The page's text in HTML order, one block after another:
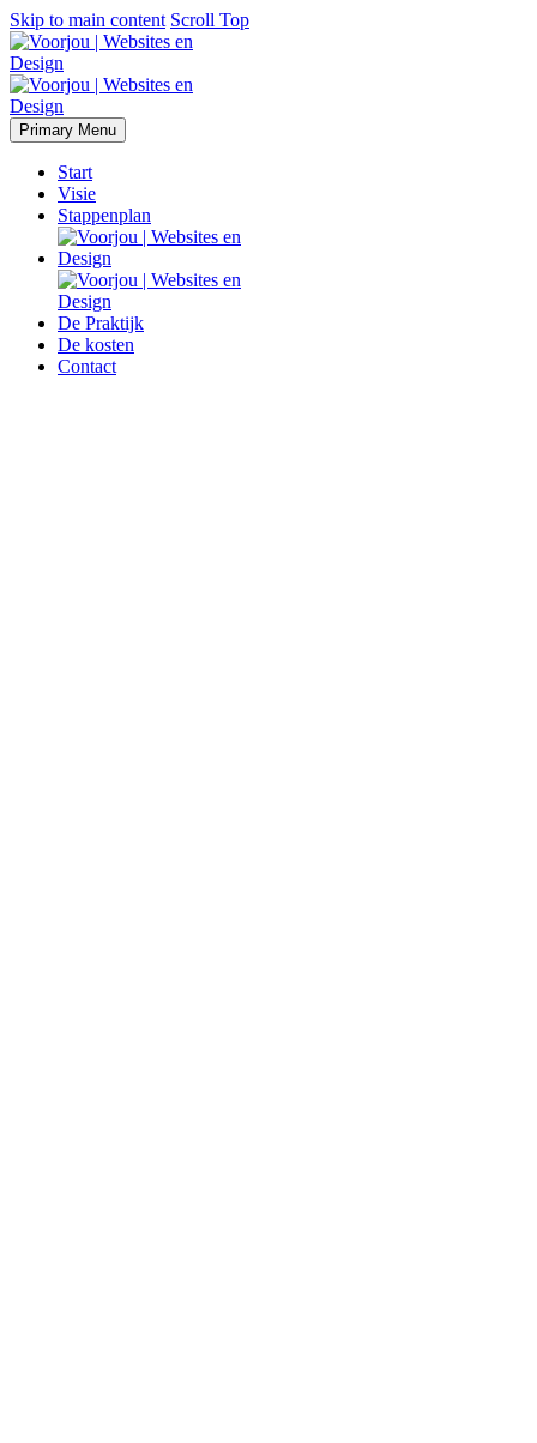
Skip to main content Scroll Top
Primary Menu
Start
Visie
Stappenplan
De Praktijk
De kosten
Contact